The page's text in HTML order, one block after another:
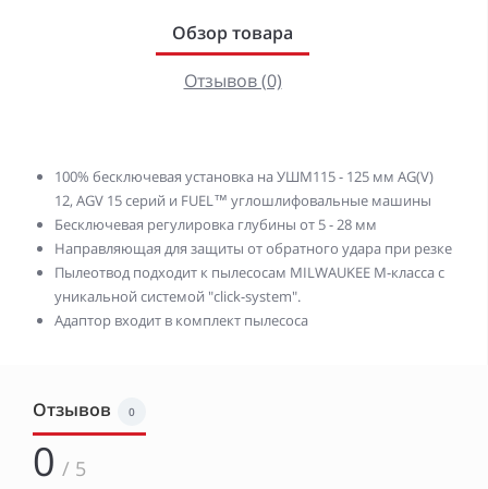
Обзор товара
Отзывов (0)
100% бесключевая установка на УШМ115 - 125 мм AG(V)
12, AGV 15 серий и FUEL™ углошлифовальные машины
Бесключевая регулировка глубины от 5 - 28 мм
Направляющая для защиты от обратного удара при резке
Пылеотвод подходит к пылесосам MILWAUKEE М-класса с
уникальной системой "click-system".
Адаптор входит в комплект пылесоса
Отзывов 0
0 / 5